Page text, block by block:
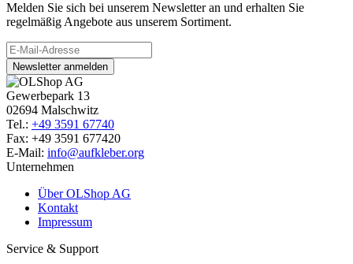
Melden Sie sich bei unserem Newsletter an und erhalten Sie
regelmäßig Angebote aus unserem Sortiment.
Newsletter anmelden
Gewerbepark 13
02694 Malschwitz
Tel.: +49 3591 67740
Fax: +49 3591 677420
E-Mail: info@aufkleber.org
Unternehmen
Über OLShop AG
Kontakt
Impressum
Service & Support